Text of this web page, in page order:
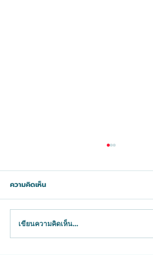
ความคิดเห็น
เขียนความคิดเห็น…